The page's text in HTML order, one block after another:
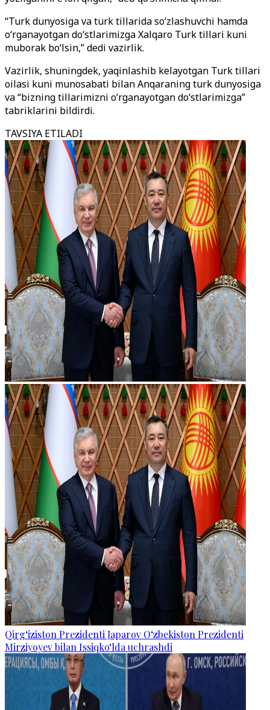
“Turk dunyosiga va turk tillarida so‘zlashuvchi hamda
o‘rganayotgan do‘stlarimizga Xalqaro Turk tillari kuni
muborak bo‘lsin,” dedi vazirlik.
Vazirlik, shuningdek, yaqinlashib kelayotgan Turk tillari
oilasi kuni munosabati bilan Anqaraning turk dunyosiga
va “bizning tillarimizni o‘rganayotgan do‘stlarimizga”
tabriklarini bildirdi.
TAVSIYA ETILADI
Qirg‘iziston Prezidenti Japarov O‘zbekiston Prezidenti
Mirziyoyev bilan Issiqko‘lda uchrashdi